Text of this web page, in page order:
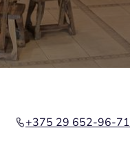
+375 29 652-96-71